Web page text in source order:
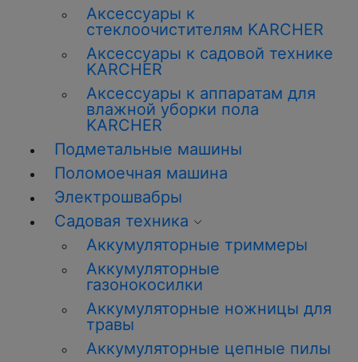
Аксессуары к
стеклоочистителям KARCHER
Аксессуары к садовой технике
KARCHER
Аксессуары к аппаратам для
влажной уборки пола
KARCHER
Подметальные машины
Поломоечная машина
Электрошвабры
Садовая техника
Аккумуляторные триммеры
Аккумуляторные
газонокосилки
Аккумуляторные ножницы для
травы
Аккумуляторные цепные пилы